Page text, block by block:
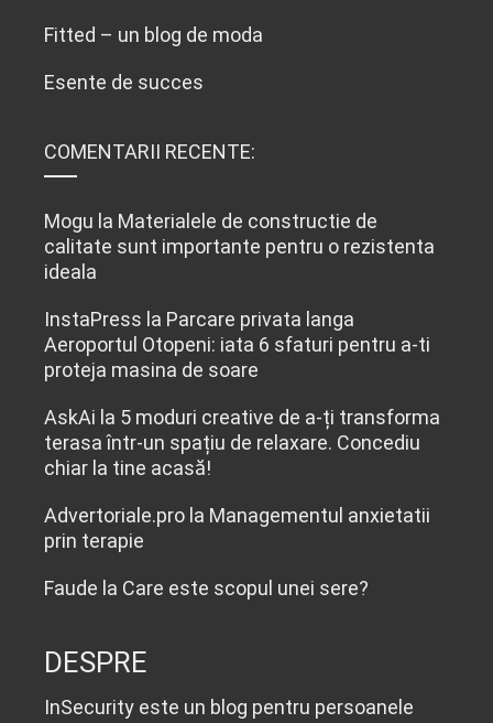
Fitted – un blog de moda
Esente de succes
COMENTARII RECENTE:
Mogu la Materialele de constructie de
calitate sunt importante pentru o rezistenta
ideala
InstaPress la Parcare privata langa
Aeroportul Otopeni: iata 6 sfaturi pentru a-ti
proteja masina de soare
AskAi la 5 moduri creative de a-ți transforma
terasa într-un spațiu de relaxare. Concediu
chiar la tine acasă!
Advertoriale.pro la Managementul anxietatii
prin terapie
Faude la Care este scopul unei sere?
DESPRE
InSecurity este un blog pentru persoanele